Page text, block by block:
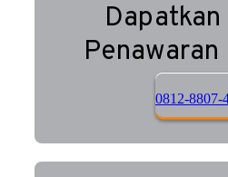
0812-8807-